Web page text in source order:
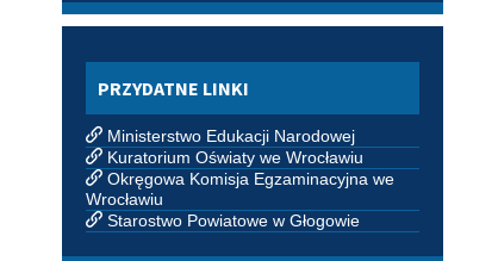
PRZYDATNE LINKI
Ministerstwo Edukacji Narodowej
Kuratorium Oświaty we Wrocławiu
Okręgowa Komisja Egzaminacyjna we
Wrocławiu
Starostwo Powiatowe w Głogowie